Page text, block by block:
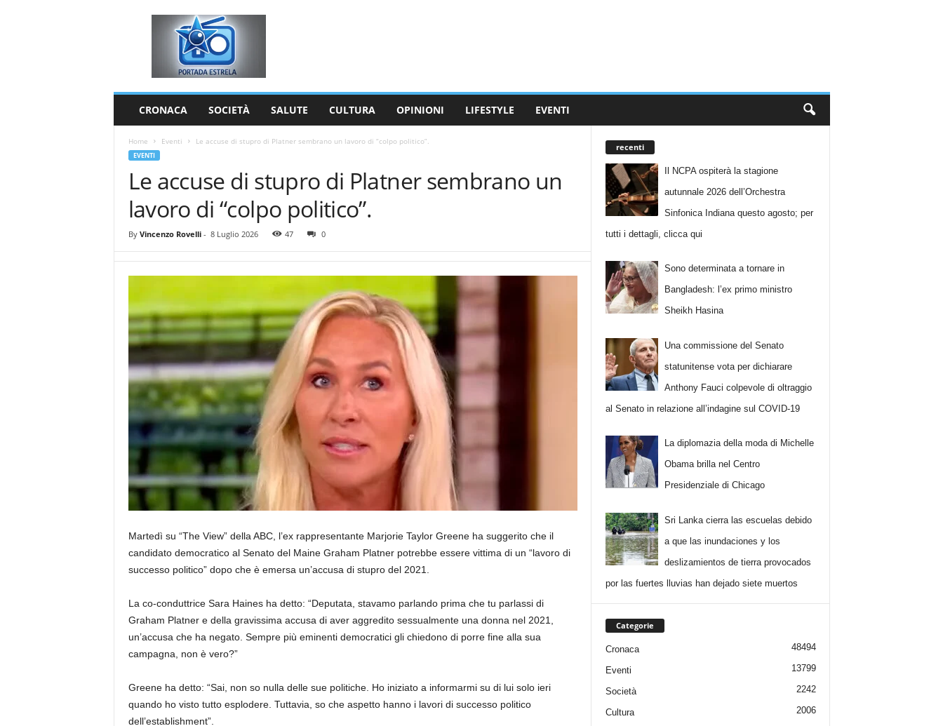
CRONACA SOCIETÀ SALUTE CULTURA OPINIONI LIFESTYLE EVENTI
Home Eventi Le accuse di stupro di Platner sembrano un lavoro di “colpo politico”.
EVENTI
Le accuse di stupro di Platner sembrano un
lavoro di “colpo politico”.
By Vincenzo Rovelli- 8 Luglio 2026 47 0
Martedì su “The View” della ABC, l’ex rappresentante Marjorie Taylor Greene ha suggerito che il
candidato democratico al Senato del Maine Graham Platner potrebbe essere vittima di un “lavoro di
successo politico” dopo che è emersa un’accusa di stupro del 2021.
La co-conduttrice Sara Haines ha detto: “Deputata, stavamo parlando prima che tu parlassi di
Graham Platner e della gravissima accusa di aver aggredito sessualmente una donna nel 2021,
un’accusa che ha negato. Sempre più eminenti democratici gli chiedono di porre fine alla sua
campagna, non è vero?”
Greene ha detto: “Sai, non so nulla delle sue politiche. Ho iniziato a informarmi su di lui solo ieri
quando ho visto tutto esplodere. Tuttavia, so che aspetto hanno i lavori di successo politico
dell’establishment”.
recenti
Il NCPA ospiterà la stagione
autunnale 2026 dell’Orchestra
Sinfonica Indiana questo agosto; per
tutti i dettagli, clicca qui
Sono determinata a tornare in
Bangladesh: l’ex primo ministro
Sheikh Hasina
Una commissione del Senato
statunitense vota per dichiarare
Anthony Fauci colpevole di oltraggio
al Senato in relazione all’indagine sul COVID-19
La diplomazia della moda di Michelle
Obama brilla nel Centro
Presidenziale di Chicago
Sri Lanka cierra las escuelas debido
a que las inundaciones y los
deslizamientos de tierra provocados
por las fuertes lluvias han dejado siete muertos
Categorie
Cronaca 48494
Eventi 13799
Società 2242
Cultura 2006